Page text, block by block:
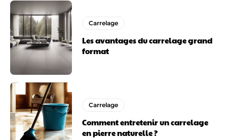
Carrelage
Les avantages du carrelage grand
format
Carrelage
Comment entretenir un carrelage
en pierre naturelle ?